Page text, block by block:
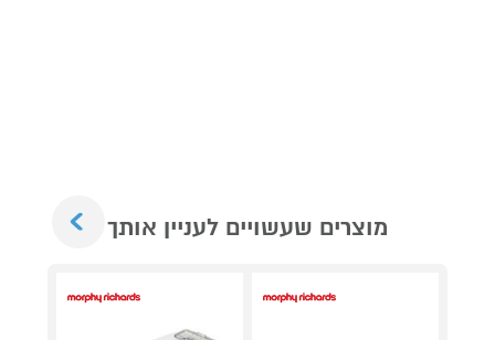
מוצרים שעשויים לעניין אותך